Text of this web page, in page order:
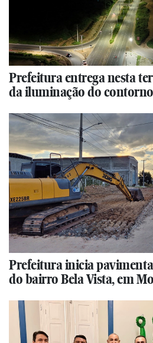
Prefeitura entrega nesta
da iluminação do
Prefeitura inicia
do bairro Bela Vista, em